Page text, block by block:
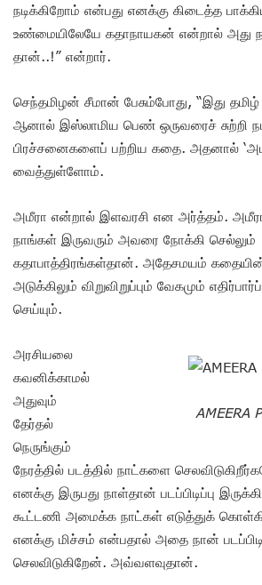
நடிக்கிறோம் என்பது எனக்கு கிடைத்த
உண்மையிலேயே கதாநாயகன் என்றால் அது
தான்..!” என்றார்.
செந்தமிழன் சீமான் பேசும்போது, “இது
ஆனால் இஸ்லாமிய பெண் ஒருவரைச் சுற்றி
பிரச்சனைகளைப் பற்றிய கதை. அதனால்
வைத்துள்ளோம்.
அமீரா என்றால் இளவரசி என அர்த்தம்.
நாங்கள் இருவரும் அவரை நோக்கி செல்லும்
கதாபாத்திரங்கள்தான். அதேசமயம்
அடுக்கிலும் விறுவிறுப்பும் வேகமும்
செய்யும்.
AMEERA
அரசியலை
கவனிக்காமல்
அதுவும்
தேர்தல்
நெருங்கும்
நேரத்தில் படத்தில் நாட்களை
எனக்கு இருபது நாள்தான் படப்பிடிப்பு
கூட்டணி அமைக்க நாட்கள் எடுத்துக்
எனக்கு மிச்சம் என்பதால் அதை நான்
செலவிடுகிறேன். அவ்வளவுதான்.